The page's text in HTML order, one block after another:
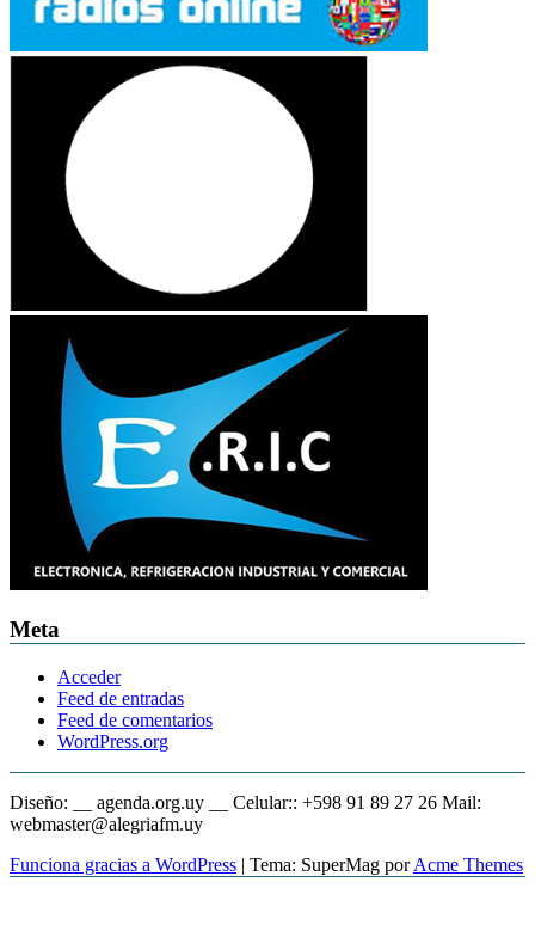
Meta
Acceder
Feed de entradas
Feed de comentarios
WordPress.org
Diseño: __ agenda.org.uy __ Celular:: +598 91 89 27 26 Mail:
webmaster@alegriafm.uy
Funciona gracias a WordPress | Tema: SuperMag porAcme Themes